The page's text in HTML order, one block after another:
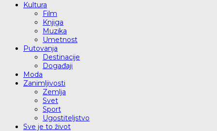
Kultura
Film
Knjiga
Muzika
Umetnost
Putovanja
Destinacije
Događaji
Moda
Zanimljivosti
Zemlja
Svet
Sport
Ugostiteljstvo
Sve je to život